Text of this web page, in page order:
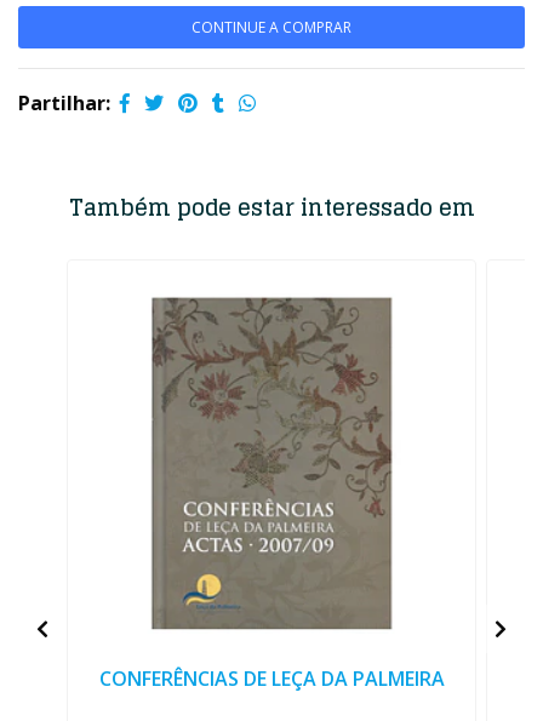
CONTINUE A COMPRAR
Partilhar:
Também pode estar interessado em
CONFERÊNCIAS DE LEÇA DA PALMEIRA